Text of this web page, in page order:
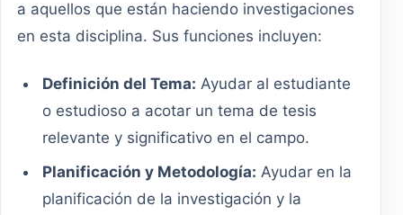
a aquellos que están haciendo investigaciones
en esta disciplina. Sus funciones incluyen:
Definición del Tema: Ayudar al estudiante
o estudioso a acotar un tema de tesis
relevante y significativo en el campo.
Planificación y Metodología: Ayudar en la
planificación de la investigación y la